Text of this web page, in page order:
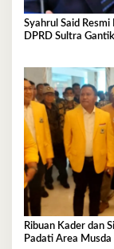
Syahrul Said Resmi
DPRD Sultra
Ribuan Kader dan
Padati Area Musda